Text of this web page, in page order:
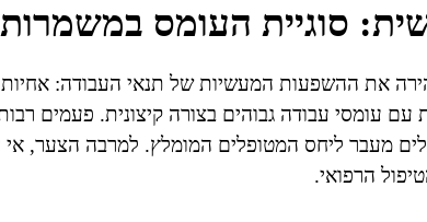
סוגיית העומס במשמרות
את ההשפעות המעשיות של תנאי העבודה: אחיות
עם עומסי עבודה גבוהים בצורה קיצונית. פעמים
מעבר ליחס המטופלים המומלץ. למרבה הצער, אי
הרפואי.